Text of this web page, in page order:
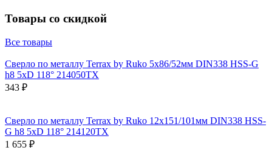
Товары со скидкой
Все товары
Сверло по металлу Terrax by Ruko 5x86/52мм DIN338 HSS-G
h8 5xD 118° 214050TX
343 ₽
Сверло по металлу Terrax by Ruko 12x151/101мм DIN338 HSS-
G h8 5xD 118° 214120TX
1 655 ₽